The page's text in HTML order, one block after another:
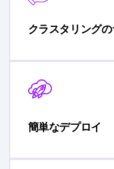
クラスタリング
簡単なデプロイ